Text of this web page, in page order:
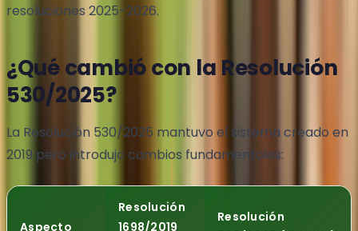
resoluciones 2025-2026.
¿Qué cambió con la Resolución
530/2025?
La Resolución 530/2025 mantuvo el sistema creado en
2019 pero introdujo cambios fundamentales:
Aspecto
Resolución
1698/2019
Resolución